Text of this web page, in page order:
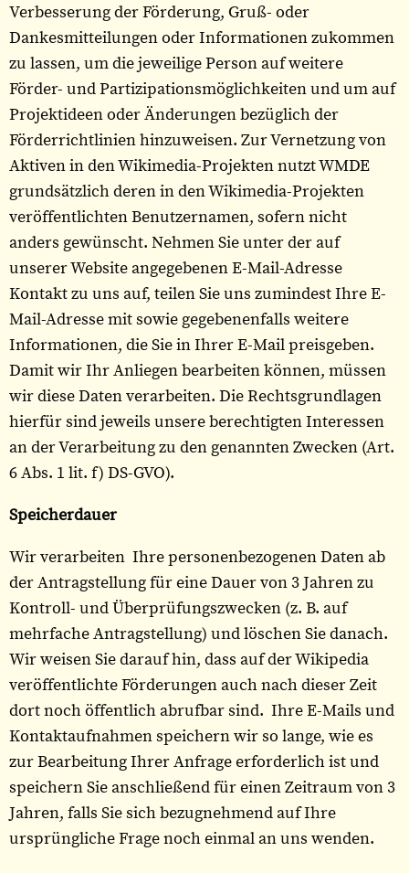
Verbesserung der Förderung, Gruß- oder
Dankesmitteilungen oder Informationen zukommen
zu lassen, um die jeweilige Person auf weitere
Förder- und Partizipationsmöglichkeiten und um auf
Projektideen oder Änderungen bezüglich der
Förderrichtlinien hinzuweisen. Zur Vernetzung von
Aktiven in den Wikimedia-Projekten nutzt WMDE
grundsätzlich deren in den Wikimedia-Projekten
veröffentlichten Benutzernamen, sofern nicht
anders gewünscht. Nehmen Sie unter der auf
unserer Website angegebenen E-Mail-Adresse
Kontakt zu uns auf, teilen Sie uns zumindest Ihre E-
Mail-Adresse mit sowie gegebenenfalls weitere
Informationen, die Sie in Ihrer E-Mail preisgeben.
Damit wir Ihr Anliegen bearbeiten können, müssen
wir diese Daten verarbeiten. Die Rechtsgrundlagen
hierfür sind jeweils unsere berechtigten Interessen
an der Verarbeitung zu den genannten Zwecken (Art.
6 Abs. 1 lit. f) DS-GVO).
Speicherdauer
Wir verarbeiten Ihre personenbezogenen Daten ab
der Antragstellung für eine Dauer von 3 Jahren zu
Kontroll- und Überprüfungszwecken (z. B. auf
mehrfache Antragstellung) und löschen Sie danach.
Wir weisen Sie darauf hin, dass auf der Wikipedia
veröffentlichte Förderungen auch nach dieser Zeit
dort noch öffentlich abrufbar sind. Ihre E-Mails und
Kontaktaufnahmen speichern wir so lange, wie es
zur Bearbeitung Ihrer Anfrage erforderlich ist und
speichern Sie anschließend für einen Zeitraum von 3
Jahren, falls Sie sich bezugnehmend auf Ihre
ursprüngliche Frage noch einmal an uns wenden.